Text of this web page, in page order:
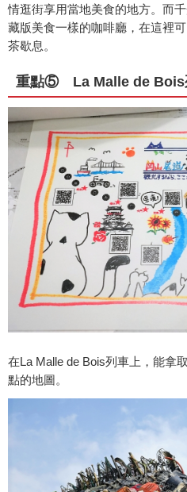
情逛街享用當地美食的地方。而
藏版美食一樣的咖啡廳，在這裡
茶歇息。
重點⑤ La Malle de Bois
在La Malle de Bois列車上，能拿
點的地圖。